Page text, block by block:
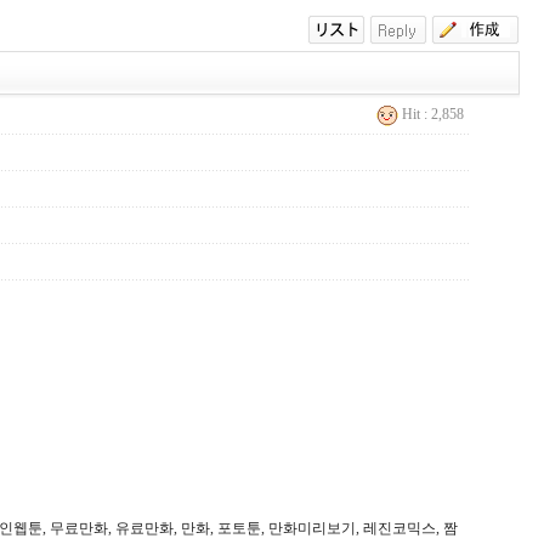
Hit : 2,858
툰, 무료만화, 유료만화, 만화, 포토툰, 만화미리보기, 레진코믹스, 짬